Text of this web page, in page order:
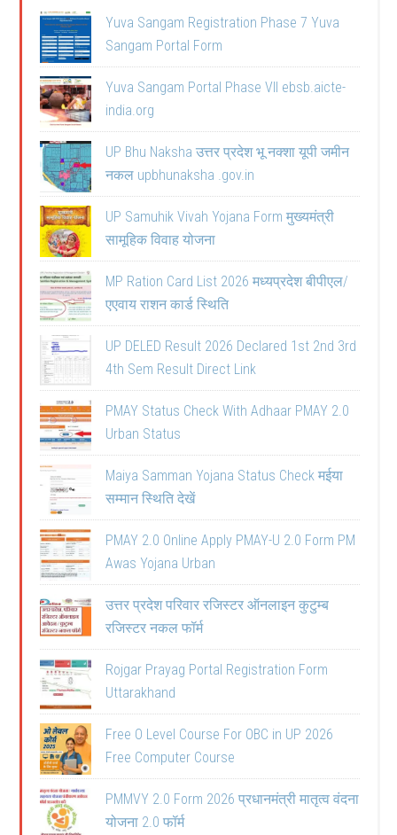
Yuva Sangam Registration Phase 7 Yuva
Sangam Portal Form
Yuva Sangam Portal Phase VII ebsb.aicte-
india.org
UP Bhu Naksha उत्तर प्रदेश भू नक्शा यूपी जमीन
नकल upbhunaksha .gov.in
UP Samuhik Vivah Yojana Form मुख्यमंत्री
सामूहिक विवाह योजना
MP Ration Card List 2026 मध्यप्रदेश बीपीएल/
एएवाय राशन कार्ड स्थिति
UP DELED Result 2026 Declared 1st 2nd 3rd
4th Sem Result Direct Link
PMAY Status Check With Adhaar PMAY 2.0
Urban Status
Maiya Samman Yojana Status Check मईया
सम्मान स्थिति देखें
PMAY 2.0 Online Apply PMAY-U 2.0 Form PM
Awas Yojana Urban
उत्तर प्रदेश परिवार रजिस्टर ऑनलाइन कुटुम्ब
रजिस्टर नकल फॉर्म
Rojgar Prayag Portal Registration Form
Uttarakhand
Free O Level Course For OBC in UP 2026
Free Computer Course
PMMVY 2.0 Form 2026 प्रधानमंत्री मातृत्व वंदना
योजना 2.0 फॉर्म